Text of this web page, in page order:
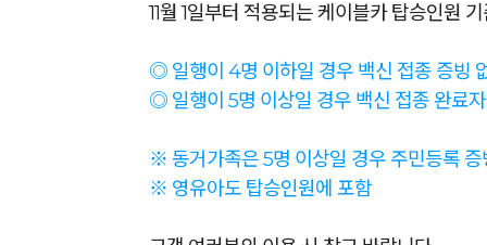
11월 1일부터 적용되는 케이블카 탑승인원
◎ 일행이 4명 이하일 경우 백신 접종 증빙
◎ 일행이 5명 이상일 경우 백신 접종 완료
※ 동거가족은 5명 이상일 경우 주민등록
※ 영유아도 탑승인원에 포함